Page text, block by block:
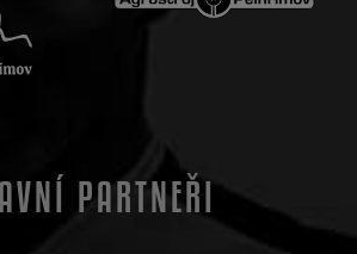
PARTNEŘI